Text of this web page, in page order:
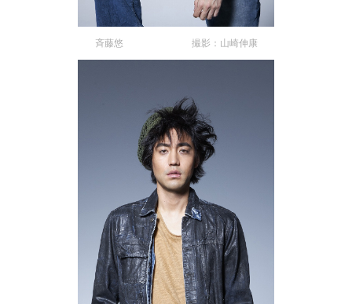
斉藤悠 撮影：山崎伸康